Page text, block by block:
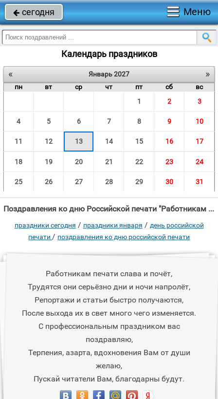
 сегодня Меню
Календарь праздников
« »
Январь 2027
пн
вт ср чт пт сб
вс
1
2 3
4 5 6 7 8 9 10
11 12 13 14 15 16 17
18 19 20 21 22 23 24
25 26 27 28 29 30 31
Поздравления ко дню Российской печати "Работникам печати слава и почёт, Трудятся они серьёзно дни и ночи напролёт,"
праздники сегодня / праздники января / день российской
печати / поздравления ко дню российской печати
Работникам печати слава и почёт,
Трудятся они серьёзно дни и ночи напролёт,
Репортажи и статьи быстро получаются,
После выхода их в свет много чего изменяется.
С профессиональным праздником вас
поздравляю,
Терпения, азарта, вдохновения Вам от души
желаю,
Пускай читатели Вам, благодарны будут.